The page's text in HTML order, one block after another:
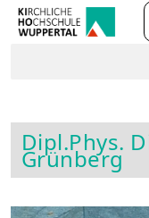
Dipl.Phys.
Grünberg